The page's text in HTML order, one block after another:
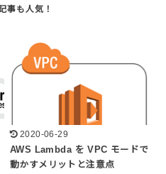
2020-06-29
AWS Lambda を VPC モードで
動かすメリットと注意点